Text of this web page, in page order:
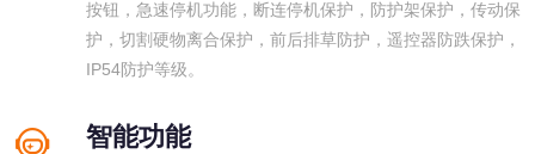
按钮，急速停机功能，断连停机保护，防护架保护，传动保
护，切割硬物离合保护，前后排草防护，遥控器防跌保护，
IP54防护等级。
智能功能